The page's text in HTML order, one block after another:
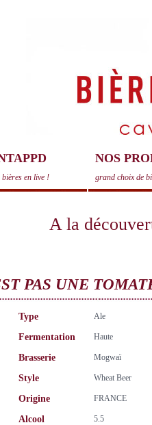
bières en live !
NOS
grand choix de
A la
PAS UNE
Type Ale
Fermentation Haute
Brasserie Mogwaï
Style Wheat Beer
Origine FRANCE
Alcool 5.5